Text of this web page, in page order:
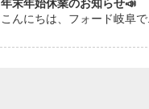
年末年始休業のお知らせ📣
こんにちは、フォード岐阜で…